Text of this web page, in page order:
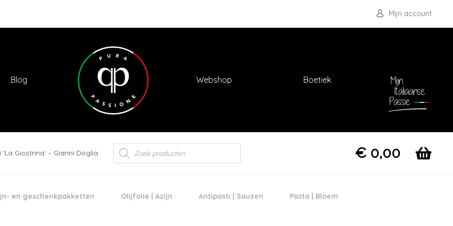
Mijn account
Blog Webshop Boetiek
Giostrina’ – Gianni Doglia
Products
search € 0,00
en geschenkpakketten Olijfolie | Azijn Antipasti | Sauzen Pasta | Bloem